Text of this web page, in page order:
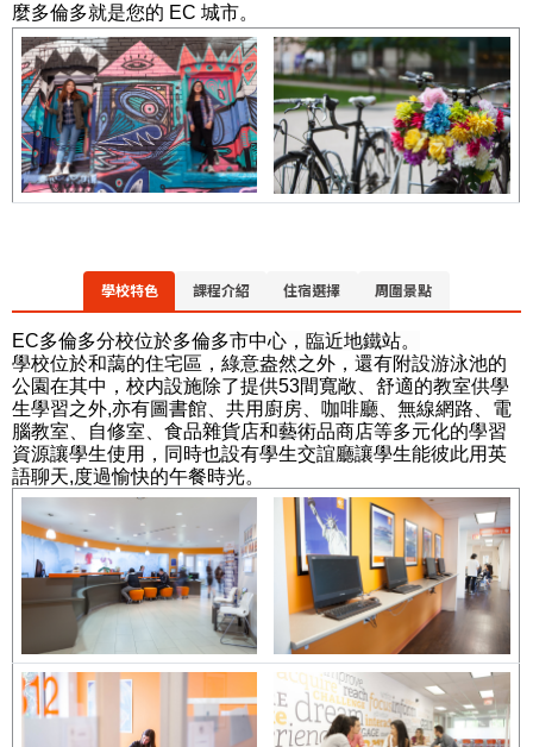
麼多倫多就是您的 EC 城市。
學校特色 課程介紹 住宿選擇 周圍景點
EC多倫多分校位於多倫多市中心，臨近地鐵站。
學校位於和藹的住宅區，綠意盎然之外，還有附設游泳池的
公園在其中，校内設施除了提供53間寬敞、舒適的教室供學
生學習之外,亦有圖書館、共用廚房、咖啡廳、無線網路、電
腦教室、自修室、食品雜貨店和藝術品商店等多元化的學習
資源讓學生使用，同時也設有學生交誼廳讓學生能彼此用英
語聊天,度過愉快的午餐時光。